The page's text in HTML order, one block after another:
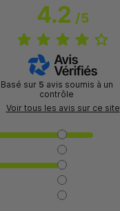
4.2/5
Basé sur 5 avis soumis à un
contrôle
Voir tous les avis sur ce site